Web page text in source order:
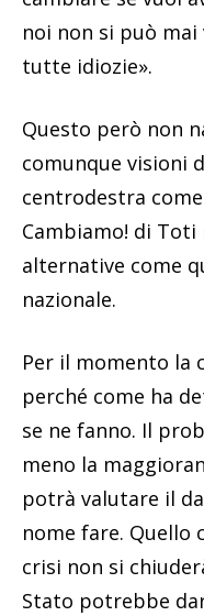
noi non si può mai
tutte idiozie».
Questo però non
comunque visioni
centrodestra come
Cambiamo! di
alternative come
nazionale.
Per il momento la
perché come ha
se ne fanno. Il
meno la
potrà valutare il
nome fare. Quello
crisi non si
Stato potrebbe